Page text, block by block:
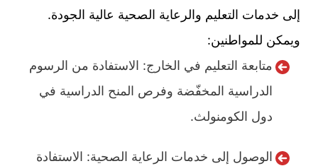
إلى خدمات التعليم والرعاية الصحية عالية الجودة.
ويمكن للمواطنين:
متابعة التعليم في الخارج: الاستفادة من الرسوم
الدراسية المخفّضة وفرص المنح الدراسية في
دول الكومنولث.
الوصول إلى خدمات الرعاية الصحية: الاستفادة